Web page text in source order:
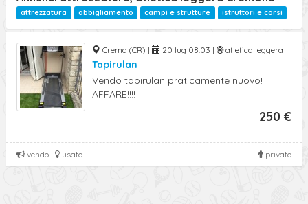
attrezzatura abbigliamento campi e strutture istruttori e corsi
Crema (CR) | 20 lug 08:03 | atletica leggera
Tapirulan
Vendo tapirulan praticamente nuovo!
AFFARE!!!!
250 €
privato
vendo | usato